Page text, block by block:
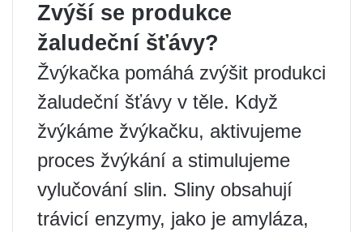
Zvýší se produkce
žaludeční šťávy?
Žvýkačka pomáhá zvýšit produkci
žaludeční šťávy v těle. Když
žvýkáme žvýkačku, aktivujeme
proces žvýkání a stimulujeme
vylučování slin. Sliny obsahují
trávicí enzymy, jako je amyláza,